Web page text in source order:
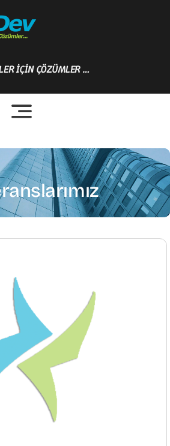
İÇİN ÇÖZÜMLER …